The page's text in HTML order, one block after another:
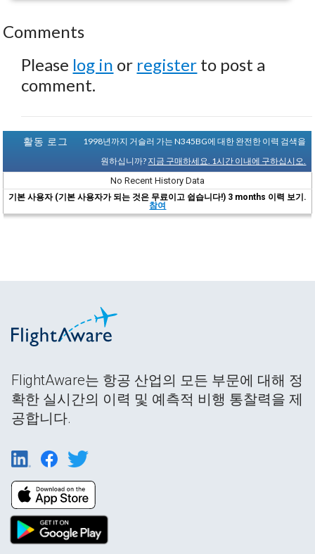
Comments
Please log in or register to post a
comment.
활동 로그
1998년까지 거슬러 가는 N345BG에 대한 완전한 이력 검색을
원하십니까? 지금 구매하세요. 1시간 이내에 구하십시오.
No Recent History Data
기본 사용자 (기본 사용자가 되는 것은 무료이고 쉽습니다!) 3 months 이력 보기.
참여
FlightAware는 항공 산업의 모든 부문에 대해 정
확한 실시간의 이력 및 예측적 비행 통찰력을 제
공합니다.